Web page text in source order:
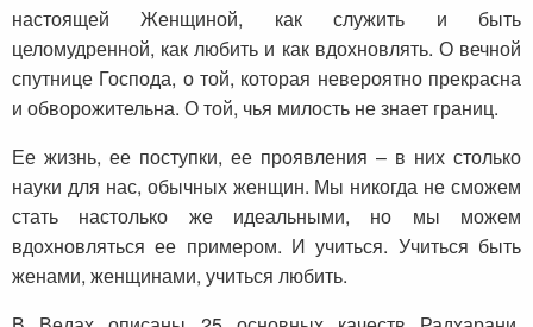
настоящей Женщиной, как служить и быть
целомудренной, как любить и как вдохновлять. О вечной
спутнице Господа, о той, которая невероятно прекрасна
и обворожительна. О той, чья милость не знает границ.
Ее жизнь, ее поступки, ее проявления – в них столько
науки для нас, обычных женщин. Мы никогда не сможем
стать настолько же идеальными, но мы можем
вдохновляться ее примером. И учиться. Учиться быть
женами, женщинами, учиться любить.